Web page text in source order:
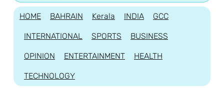
HOME BAHRAIN Kerala INDIA GCC
INTERNATIONAL SPORTS BUSINESS
OPINION ENTERTAINMENT HEALTH
TECHNOLOGY